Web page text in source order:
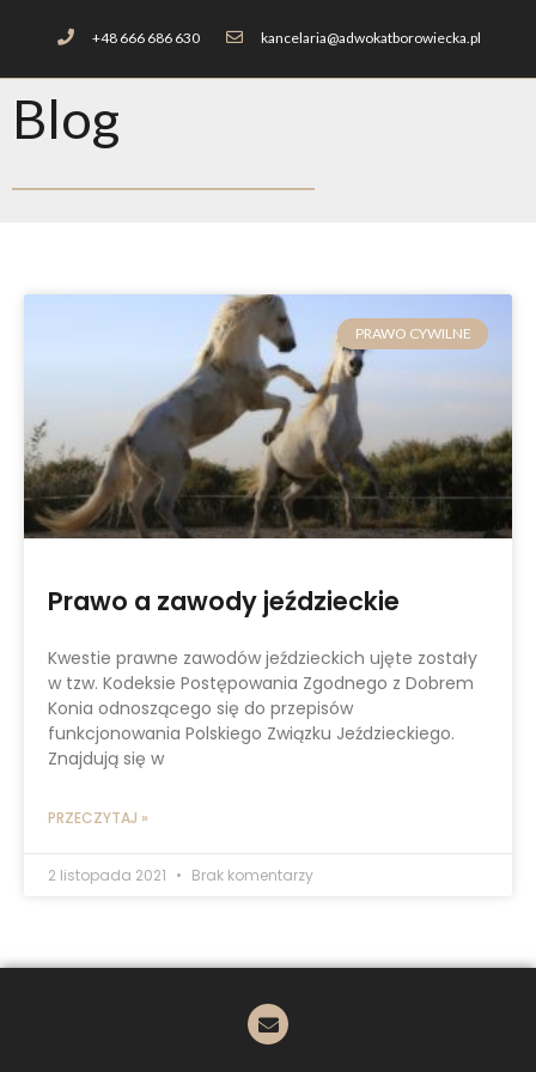
+48 666 686 630 kancelaria@adwokatborowiecka.pl
Blog
PRAWO CYWILNE
Prawo a zawody jeździeckie
Kwestie prawne zawodów jeździeckich ujęte zostały
w tzw. Kodeksie Postępowania Zgodnego z Dobrem
Konia odnoszącego się do przepisów
funkcjonowania Polskiego Związku Jeździeckiego.
Znajdują się w
PRZECZYTAJ »
2 listopada 2021 Brak komentarzy